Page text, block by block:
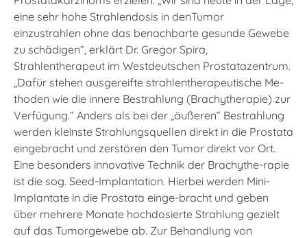
eine sehr hohe Strahlendosis in denTumor
einzustrahlen ohne das benachbarte gesunde Gewebe
zu schädigen“, erklärt Dr. Gregor Spira,
Strahlentherapeut im Westdeutschen Prostatazentrum.
„Dafür stehen ausgereifte strahlentherapeutische Me-
thoden wie die innere Bestrahlung (Brachytherapie) zur
Verfügung.“ Anders als bei der „äußeren“ Bestrahlung
werden kleinste Strahlungsquellen direkt in die Prostata
eingebracht und zerstören den Tumor direkt vor Ort.
Eine besonders innovative Technik der Brachythe-rapie
ist die sog. Seed-Implantation. Hierbei werden Mini-
Implantate in die Prostata einge-bracht und geben
über mehrere Monate hochdosierte Strahlung gezielt
auf das Tumorgewebe ab. Zur Behandlung von